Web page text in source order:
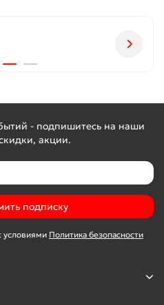
- подпишитесь на наши
акции.
подписку
условиями Политика безопасности